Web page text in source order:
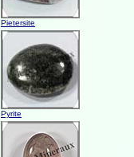
Pietersite
Pyrite